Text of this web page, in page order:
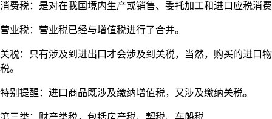
消费税：是对在我国境内生产或销售、委托加工和进口应税消
营业税：营业税已经与增值税进行了合并。
关税：只有涉及到进出口才会涉及到关税，当然，购买的进口
税。
特别提醒：进口商品既涉及缴纳增值税，又涉及缴纳关税。
第三类：财产类税，包括房产税、契税、车船税